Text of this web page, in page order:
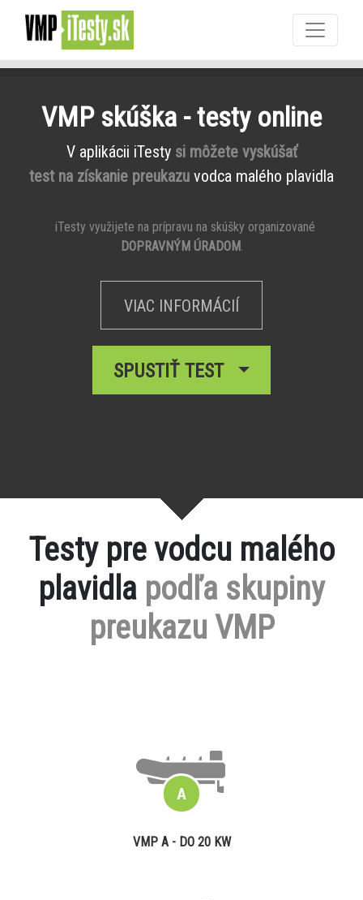
VMP skúška - testy online
V aplikácii iTesty si môžete vyskúšať
test na získanie preukazu vodca malého plavidla
iTesty využijete na prípravu na skúšky organizované
DOPRAVNÝM ÚRADOM.
VIAC INFORMÁCIÍ
SPUSTIŤ TEST
Testy pre vodcu malého
plavidla podľa skupiny
preukazu VMP
VMP A - DO 20 KW